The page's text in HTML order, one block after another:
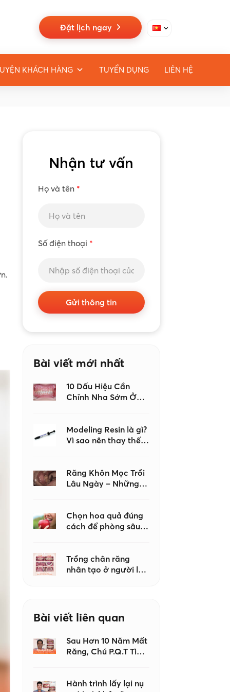
Đặt lịch ngay
KHÁCH HÀNG TUYỂN DỤNG LIÊN HỆ
Nhận tư vấn
Họ và tên *
Số điện thoại *
Gửi thông tin
Bài viết mới nhất
10 Dấu Hiệu Cần
Chỉnh Nha Sớm Ở
Răng Mới Đi Khám
Modeling Resin là gì?
Vì sao nên thay thế
Composite?
Răng Khôn Mọc Trồi
Lâu Ngày – Những
Chọn hoa quả đúng
cách để phòng sâu
Ngọc
Trồng chân răng
nhân tạo ở người lớn
Bài viết liên quan
Sau Hơn 10 Năm Mất
Răng, Chú P.Q.T Tìm
Hành trình lấy lại nụ